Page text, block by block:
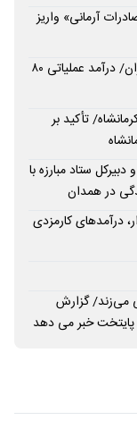
صادرات آرمانی» واریز
تغییر مثبت در عملکرد مالی بانک صادرات ایران/ درآمد عملیاتی ۸۰
تأکید بر
ستاد مبارزه با
در همدان
درآمدهای کارمزدی
می‌زند/ گزارش
پایتخت خبر می دهد